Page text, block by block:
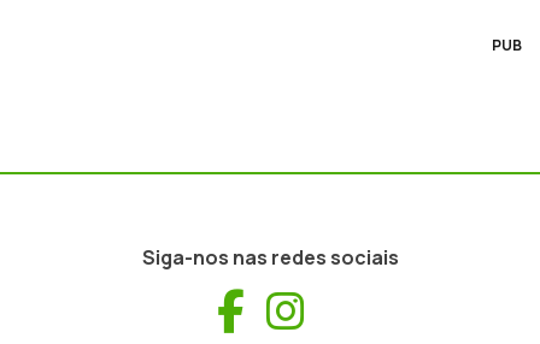
PUB
Siga-nos nas redes sociais
Facebook